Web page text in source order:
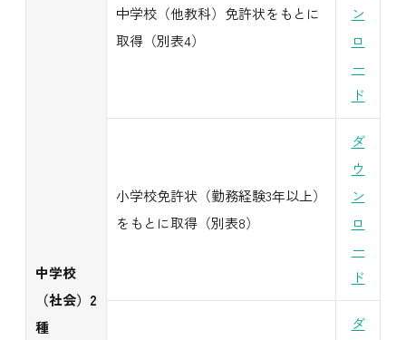
中学校
（社会）2
種
中学校（他教科）免許状をもとに
取得（別表4）
ン
ロ
ー
ド
小学校免許状（勤務経験3年以上）
をもとに取得（別表8）
ダ
ウ
ン
ロ
ー
ド
ダ